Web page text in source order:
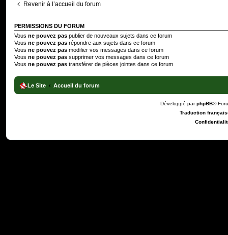
Revenir à l’accueil du forum
PERMISSIONS DU FORUM
Vous ne pouvez pas publier de nouveaux sujets dans ce forum
Vous ne pouvez pas répondre aux sujets dans ce forum
Vous ne pouvez pas modifier vos messages dans ce forum
Vous ne pouvez pas supprimer vos messages dans ce forum
Vous ne pouvez pas transférer de pièces jointes dans ce forum
Le Site Accueil du forum
Développé parphpBB®
Traduction